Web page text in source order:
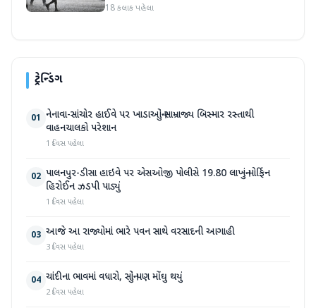
18 કલાક પહેલા
ટ્રેન્ડિંગ
01 નેનાવા-સાંચોર હાઈવે પર ખાડાઓનું સામ્રાજ્ય બિસ્માર રસ્તાથી
વાહનચાલકો પરેશાન
1 દિવસ પહેલા
02 પાલનપુર-ડીસા હાઇવે પર એસઓજી પોલીસે 19.80 લાખનું મોર્ફિન
હિરોઈન ઝડપી પાડ્યું
1 દિવસ પહેલા
03 આજે આ રાજ્યોમાં ભારે પવન સાથે વરસાદની આગાહી
3 દિવસ પહેલા
04 ચાંદીના ભાવમાં વધારો, સોનું પણ મોંઘુ થયું
2 દિવસ પહેલા